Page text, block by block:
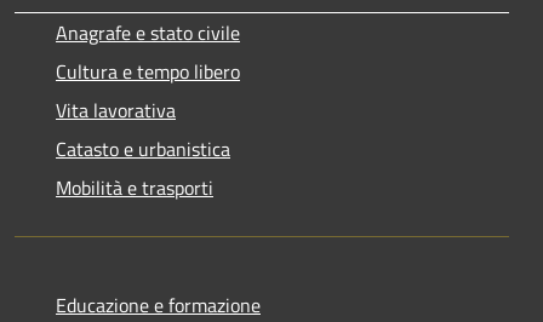
Anagrafe e stato civile
Cultura e tempo libero
Vita lavorativa
Catasto e urbanistica
Mobilità e trasporti
Educazione e formazione